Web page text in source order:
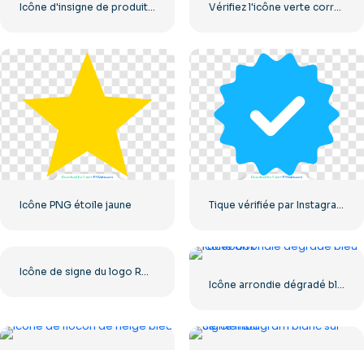
Vérifiez l'icône verte correcte arrondie
Icône PNG étoile jaune Tique vérifiée par Instagram arrondie bleue
Icône de signe du logo Roblox
Icône arrondie dégradé bleu Facebook